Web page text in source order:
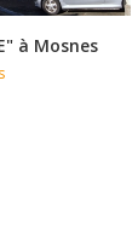
à Mosnes